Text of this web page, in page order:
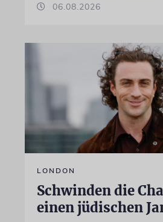
06.08.2026
LONDON
Schwinden die
einen jüdischen